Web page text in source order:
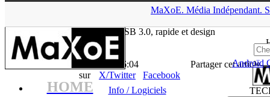
MaXoE. Média Indépendant.
HOME
Androïd
JumpDrive P10 USB 3.0, rapide et design
- 21.06.13, 16:04
Partager cet article
sur
X/Twitter
Facebook
Info / Logiciels